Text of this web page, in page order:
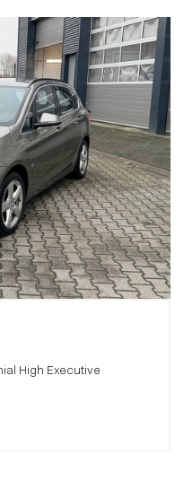
High Executive